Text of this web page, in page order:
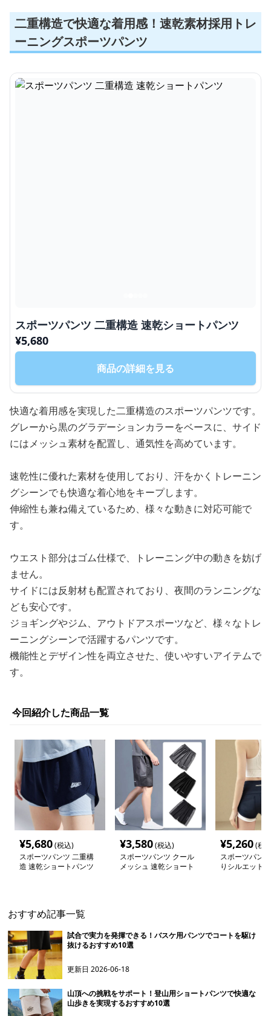
二重構造で快適な着用感！速乾素材採用トレ
ーニングスポーツパンツ
スポーツパンツ 二重構造 速乾ショートパンツ
¥5,680
商品の詳細を見る
快適な着用感を実現した二重構造のスポーツパンツです。
グレーから黒のグラデーションカラーをベースに、サイド
にはメッシュ素材を配置し、通気性を高めています。
速乾性に優れた素材を使用しており、汗をかくトレーニン
グシーンでも快適な着心地をキープします。
伸縮性も兼ね備えているため、様々な動きに対応可能で
す。
ウエスト部分はゴム仕様で、トレーニング中の動きを妨げ
ません。
サイドには反射材も配置されており、夜間のランニングな
ども安心です。
ジョギングやジム、アウトドアスポーツなど、様々なトレ
ーニングシーンで活躍するパンツです。
機能性とデザイン性を両立させた、使いやすいアイテムで
す。
今回紹介した商品一覧
¥5,680(税込)
スポーツパンツ 二重構
造 速乾ショートパンツ
¥3,580(税込)
スポーツパンツ クール
メッシュ 速乾ショート
¥5,260(税
スポーツパン
りシルエット
おすすめ記事一覧
試合で実力を発揮できる！バスケ用パンツでコートを駆け
抜けるおすすめ10選
更新日2026-06-18
山頂への挑戦をサポート！登山用ショートパンツで快適な
山歩きを実現するおすすめ10選